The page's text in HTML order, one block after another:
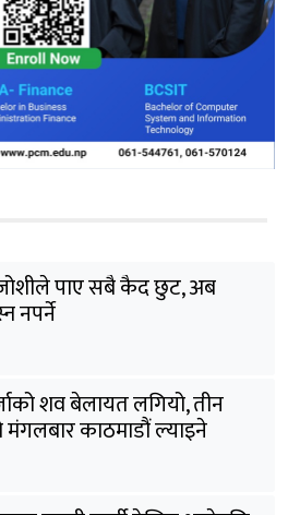
जोशीले पाए सबै कैद छुट, अब
नपर्ने
शव बेलायत लगियो, तीन
मंगलबार काठमाडौं ल्याइने